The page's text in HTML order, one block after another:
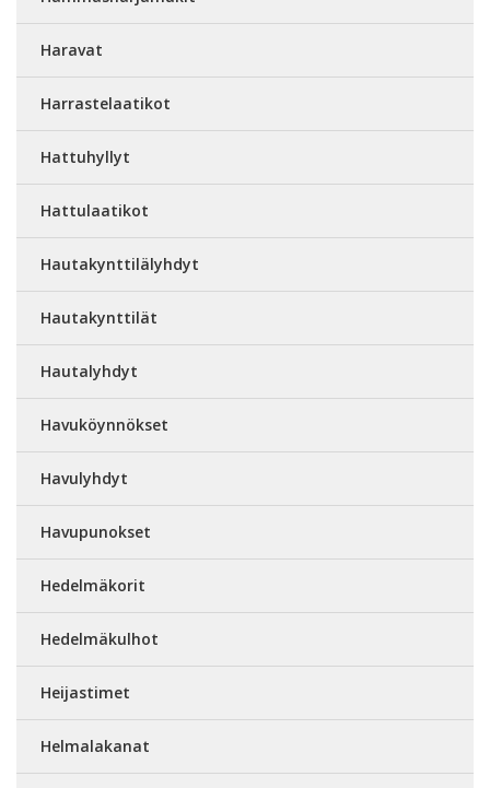
Haravat
Harrastelaatikot
Hattuhyllyt
Hattulaatikot
Hautakynttilälyhdyt
Hautakynttilät
Hautalyhdyt
Havuköynnökset
Havulyhdyt
Havupunokset
Hedelmäkorit
Hedelmäkulhot
Heijastimet
Helmalakanat